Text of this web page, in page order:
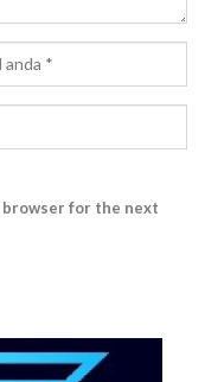
browser for the next